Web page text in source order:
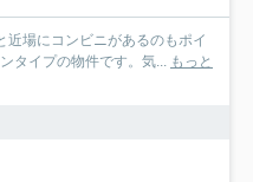
近場にコンビニがあるのもポイ
タイプの物件です。気... もっと